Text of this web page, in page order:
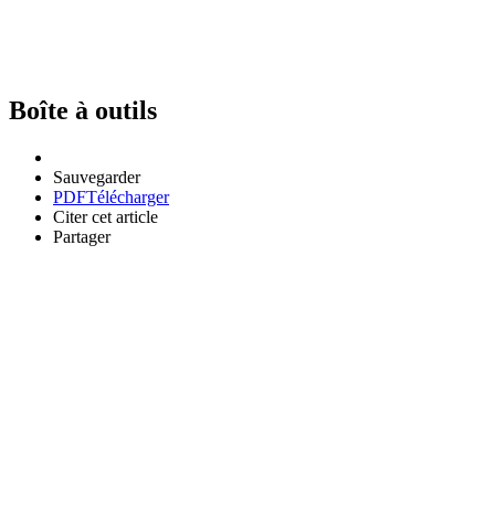
Boîte à outils
Sauvegarder
PDFTélécharger
Citer cet article
Partager